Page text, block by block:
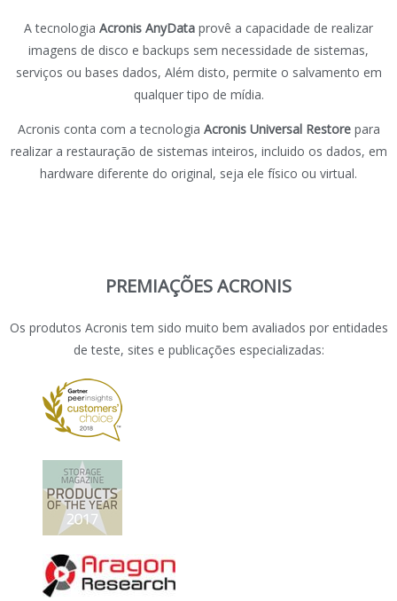
A tecnologia Acronis AnyData provê a capacidade de realizar
imagens de disco e backups sem necessidade de sistemas,
serviços ou bases dados, Além disto, permite o salvamento em
qualquer tipo de mídia.
Acronis conta com a tecnologia Acronis Universal Restorepara
realizar a restauração de sistemas inteiros, incluido os dados, em
hardware diferente do original, seja ele físico ou virtual.
PREMIAÇÕES ACRONIS
Os produtos Acronis tem sido muito bem avaliados por entidades
de teste, sites e publicações especializadas: